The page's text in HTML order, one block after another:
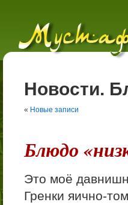
Новости.
« Новые записи
Блюдо
Это моё
Гренки яично-